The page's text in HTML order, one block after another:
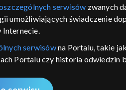
serwisów zwanych
świadczenie
Internecie.
serwisówna Portalu, takie
Portalu czy historia odwiedzin
tworzenia profilu